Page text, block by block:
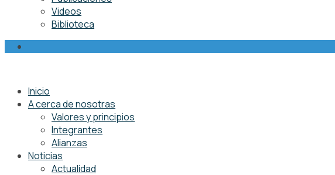
Videos
Biblioteca
Inicio
A cerca de nosotras
Valores y principios
Integrantes
Alianzas
Noticias
Actualidad